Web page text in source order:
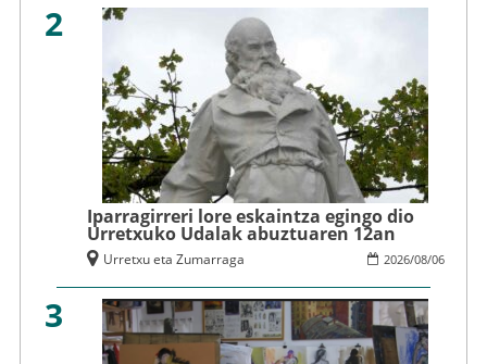
2
Iparragirreri lore eskaintza egingo dio
Urretxuko Udalak abuztuaren 12an
2026/08/06
Urretxu eta Zumarraga
3